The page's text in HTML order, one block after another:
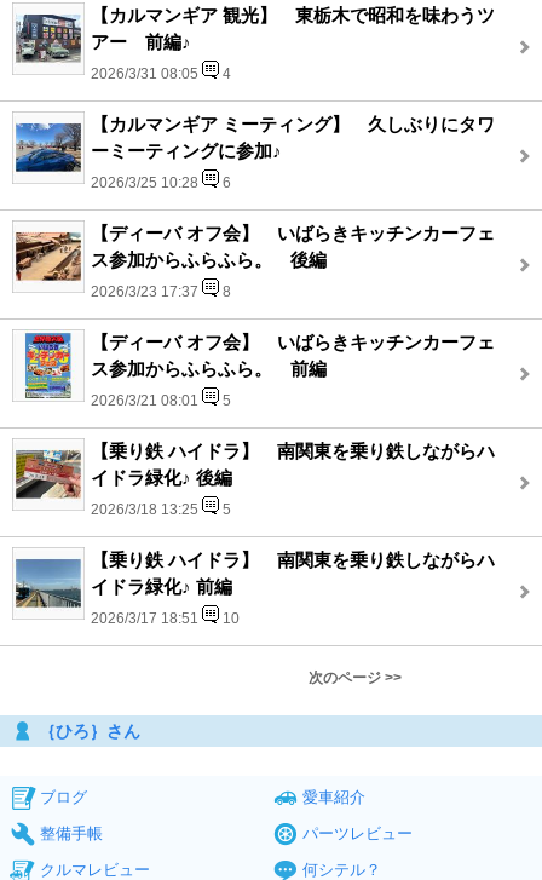
【カルマンギア 観光】 東栃木で昭和を味わうツ
アー 前編♪
2026/3/31 08:05 4
【カルマンギア ミーティング】 久しぶりにタワ
ーミーティングに参加♪
2026/3/25 10:28 6
【ディーバ オフ会】 いばらきキッチンカーフェ
ス参加からふらふら。 後編
2026/3/23 17:37 8
【ディーバ オフ会】 いばらきキッチンカーフェ
ス参加からふらふら。 前編
2026/3/21 08:01 5
【乗り鉄 ハイドラ】 南関東を乗り鉄しながらハ
イドラ緑化♪ 後編
2026/3/18 13:25 5
【乗り鉄 ハイドラ】 南関東を乗り鉄しながらハ
イドラ緑化♪ 前編
2026/3/17 18:51 10
次のページ >>
｛ひろ｝さん
ブログ
愛車紹介
整備手帳
パーツレビュー
クルマレビュー
何シテル？